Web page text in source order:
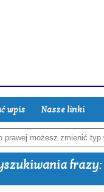
wpis Nasze linki
frazy: